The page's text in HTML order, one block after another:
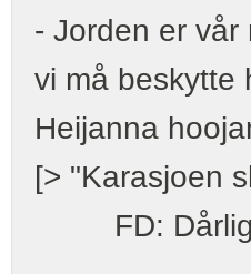
- Jorden er vår
vi må beskytte
Heijanna
[> "Karasjoen
FD: Dårlig